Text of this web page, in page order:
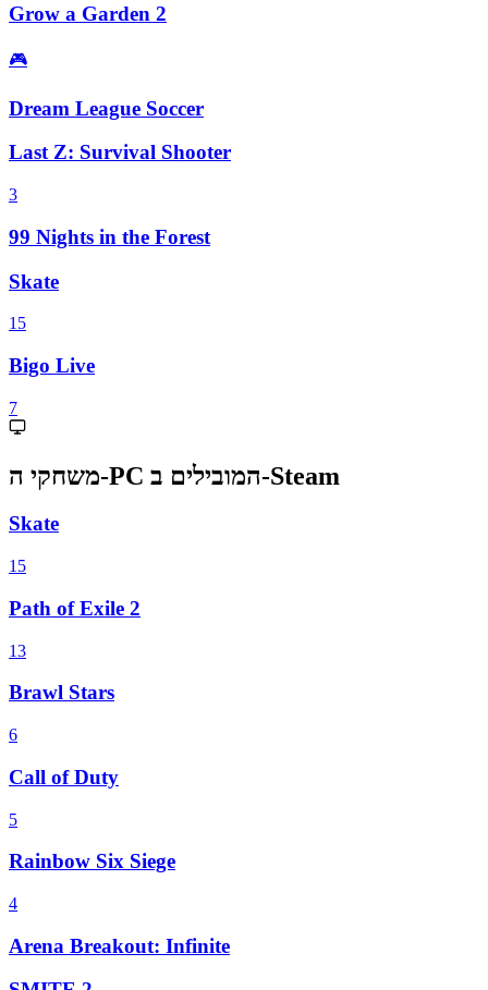
Grow a Garden 2
🎮
Dream League Soccer
Last Z: Survival Shooter
3
99 Nights in the Forest
Skate
15
Bigo Live
7
משחקי ה-PC המובילים ב-Steam
Skate
15
Path of Exile 2
13
Brawl Stars
6
Call of Duty
5
Rainbow Six Siege
4
Arena Breakout: Infinite